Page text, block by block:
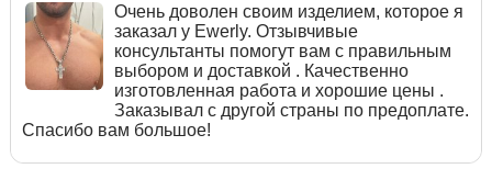
Очень доволен своим изделием, которое я
заказал у Ewerly. Отзывчивые
консультанты помогут вам с правильным
выбором и доставкой . Качественно
изготовленная работа и хорошие цены .
Заказывал с другой страны по предоплате.
Спасибо вам большое!